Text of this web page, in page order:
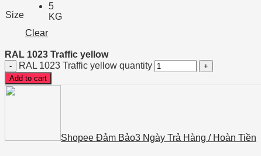
Size
5
KG
Clear
RAL 1023 Traffic yellow
RAL 1023 Traffic yellow quantity
Add to cart
Shopee Đảm Bảo3 Ngày Trả Hàng / Hoàn Tiền